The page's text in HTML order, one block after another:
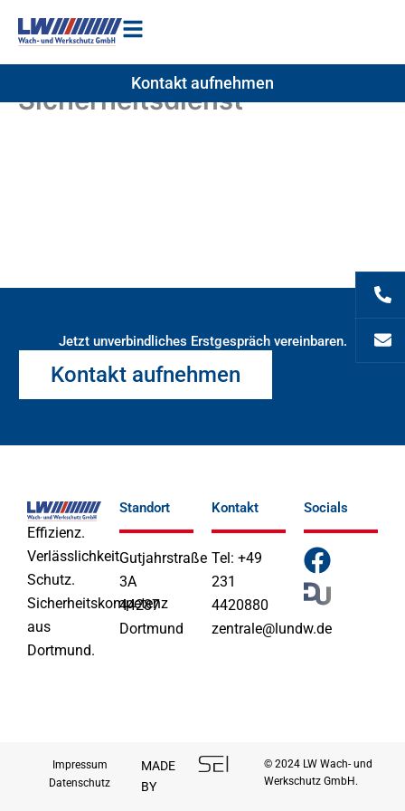
Inhalt
Kontakt aufnehmen
Sicherheitsdienst
Jetzt unverbindliches Erstgespräch vereinbaren.
Kontakt aufnehmen
Effizienz.
Verlässlichkeit.
Schutz.
Sicherheitskompetenz
aus
Dortmund.
Standort
Gutjahrstraße
3A
44287
Dortmund
Kontakt
Tel: +49
231
4420880
zentrale@lundw.de
Socials
F
a
c
e
© 2024 LW Wach- und
Werkschutz GmbH.
MADE
BY
Impressum
Datenschutz